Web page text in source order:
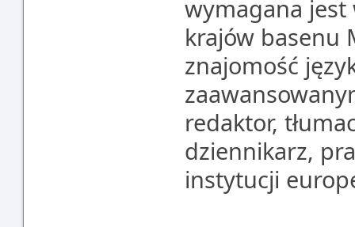
wymagana
krajów basenu
znajomość
redaktor,
dziennikarz,
instytucji